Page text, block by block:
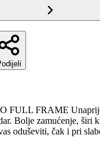
FULL FRAME
Bolje zamućenje, širi
oduševiti, čak i pri